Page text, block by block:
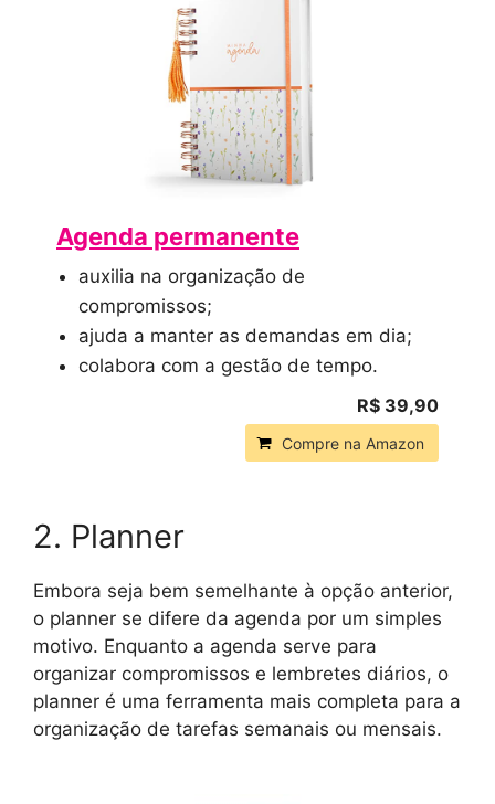
Agenda permanente
auxilia na organização de
compromissos;
ajuda a manter as demandas em dia;
colabora com a gestão de tempo.
R$ 39,90
Compre na Amazon
2. Planner
Embora seja bem semelhante à opção anterior,
o planner se difere da agenda por um simples
motivo. Enquanto a agenda serve para
organizar compromissos e lembretes diários, o
planner é uma ferramenta mais completa para a
organização de tarefas semanais ou mensais.